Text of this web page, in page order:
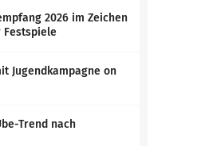
2026 im Zeichen
Festspiele
Jugendkampagne on
Trend nach